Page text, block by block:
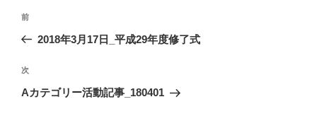
投
ビ
ゲ
前
の
稿
前
2018年3月17日_平成29年度修了式
次
の
次
Aカテゴリー活動記事_180401